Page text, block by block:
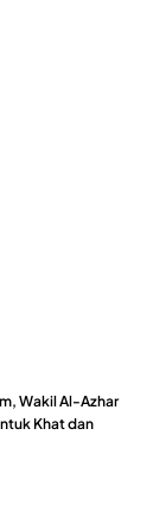
Wakil Al-Azhar
Khat dan